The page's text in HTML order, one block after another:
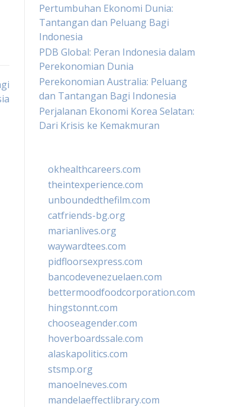
Pertumbuhan Ekonomi Dunia:
Tantangan dan Peluang Bagi
Indonesia
PDB Global: Peran Indonesia dalam
Perekonomian Dunia
Perekonomian Australia: Peluang
dan Tantangan Bagi Indonesia
Perjalanan Ekonomi Korea Selatan:
Dari Krisis ke Kemakmuran
okhealthcareers.com
theintexperience.com
unboundedthefilm.com
catfriends-bg.org
marianlives.org
waywardtees.com
pidfloorsexpress.com
bancodevenezuelaen.com
bettermoodfoodcorporation.com
hingstonnt.com
chooseagender.com
hoverboardssale.com
alaskapolitics.com
stsmp.org
manoelneves.com
mandelaeffectlibrary.com